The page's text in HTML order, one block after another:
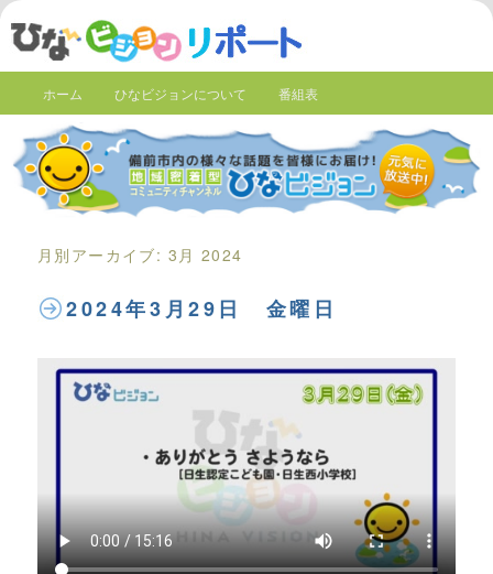
ホーム ひなビジョンについて 番組表
月別アーカイブ: 3月 2024
2024年3月29日 金曜日